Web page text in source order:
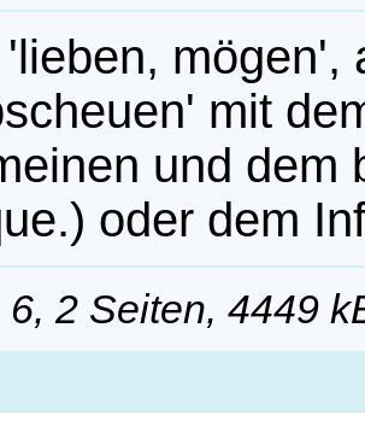
mögen',
mit
und dem
oder dem
2 Seiten, 4449